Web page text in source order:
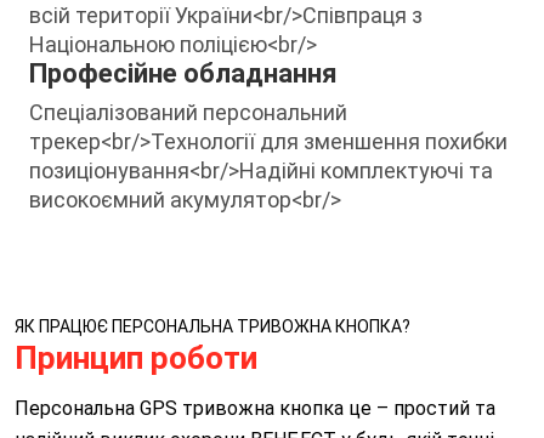
всій території України<br/>Співпраця з
Національною поліцією<br/>
Професійне обладнання
Спеціалізований персональний
трекер<br/>Технології для зменшення похибки
позиціонування<br/>Надійні комплектуючі та
високоємний акумулятор<br/>
ЯК ПРАЦЮЄ ПЕРСОНАЛЬНА ТРИВОЖНА КНОПКА?
Принцип роботи
Персональна GPS тривожна кнопка це – простий та